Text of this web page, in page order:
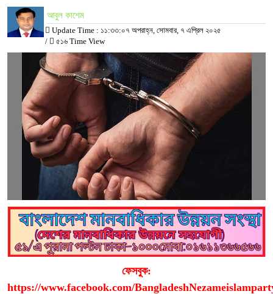
আবুল কাশেম
Update Time : ১১:৩৩:০৭ অপরাহ্ন, সোমবার, ৭ এপ্রিল ২০২৫
/
৫১৬ Time View
ফেসবুক:
https://www.facebook.com/